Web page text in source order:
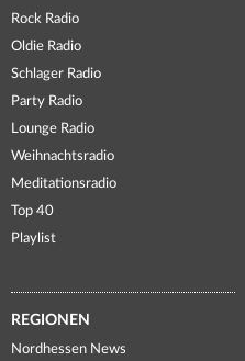
Rock Radio
Oldie Radio
Schlager Radio
Party Radio
Lounge Radio
Weihnachtsradio
Meditationsradio
Top 40
Playlist
REGIONEN
Nordhessen News